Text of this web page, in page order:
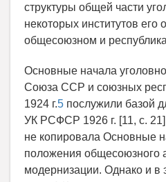
структуры общей части
некоторых институтов его
общесоюзном и
Основные начала
Союза ССР и союзных
1924 г.5 послужили базой
УК РСФСР 1926 г. [11, с.
не копировала Основные
положения общесоюзного
модернизации. Однако и в